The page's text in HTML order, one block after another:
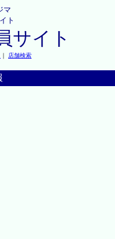
マ
ト
サイト
｜ 店舗検索